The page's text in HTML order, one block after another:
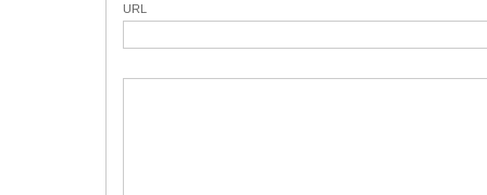
URL